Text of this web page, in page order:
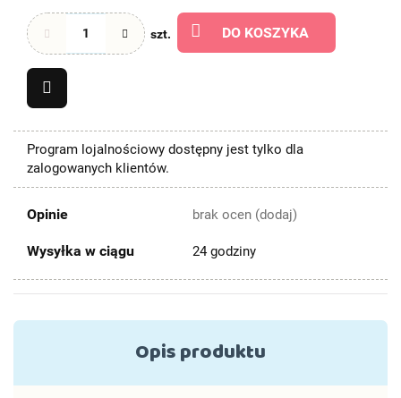
szt. DO KOSZYKA
Program lojalnościowy dostępny jest tylko dla
zalogowanych klientów.
Opinie brak ocen (dodaj)
Wysyłka w ciągu 24 godziny
Opis produktu